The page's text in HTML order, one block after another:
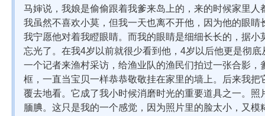
马婶说，我娘是偷偷跟着我爹来岛上的，来的时候家里
我虽然不喜欢小莫，但我一天也离不开他，因为他的眼
我宁愿他对着我瞪眼睛。而我的眼睛是细细长长的，据
忘光了。在我4岁以前就很少看到他，4岁以后他更是彻
一个记者来渔村采访，给渔业队的渔民们拍过一张合影
框，一直当宝贝一样恭恭敬敬挂在家里的墙上。后来我
覆去地看。它成了我小时候消磨时光的重要道具之一。
腼腆。这只是我的一个感觉，因为照片里的脸太小，又